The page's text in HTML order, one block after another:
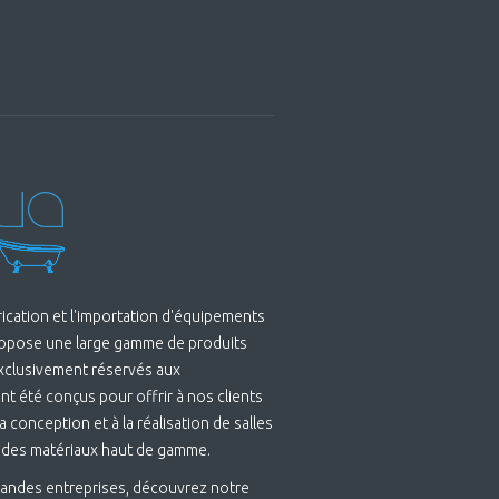
et l'importation d'équipements
une large gamme de produits
réservés aux
été conçus pour offrir à nos clients
conception et à la réalisation de salles
matériaux haut de gamme.
entreprises, découvrez notre